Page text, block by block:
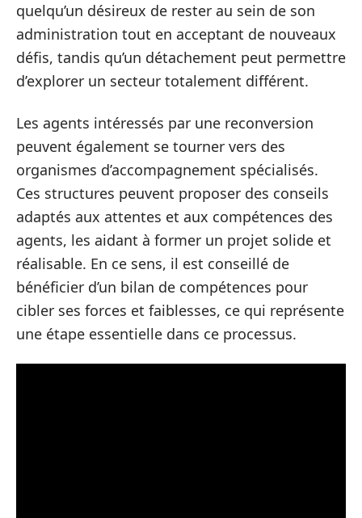
quelqu’un désireux de rester au sein de son
administration tout en acceptant de nouveaux
défis, tandis qu’un détachement peut permettre
d’explorer un secteur totalement différent.
Les agents intéressés par une reconversion
peuvent également se tourner vers des
organismes d’accompagnement spécialisés.
Ces structures peuvent proposer des conseils
adaptés aux attentes et aux compétences des
agents, les aidant à former un projet solide et
réalisable. En ce sens, il est conseillé de
bénéficier d’un bilan de compétences pour
cibler ses forces et faiblesses, ce qui représente
une étape essentielle dans ce processus.